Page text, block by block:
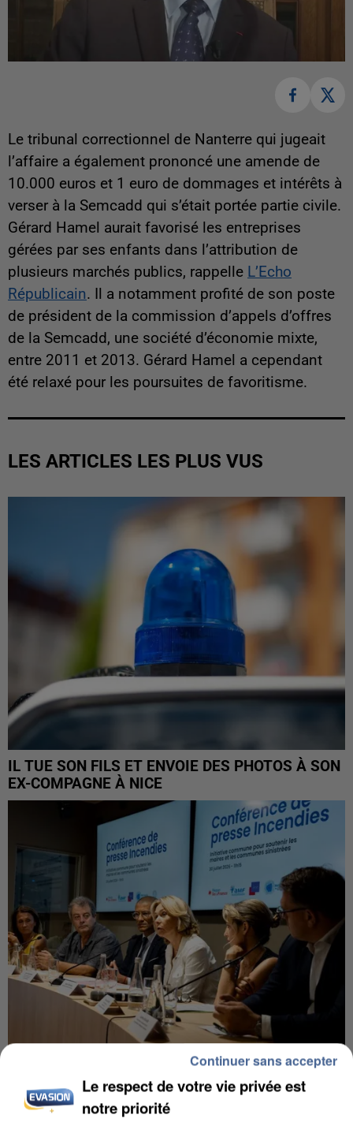
Le tribunal correctionnel de Nanterre qui jugeait
l’affaire a également prononcé une amende de
10.000 euros et 1 euro de dommages et intérêts à
verser à la Semcadd qui s’était portée partie civile.
Gérard Hamel aurait favorisé les entreprises
gérées par ses enfants dans l’attribution de
plusieurs marchés publics, rappelle L’Echo
Républicain. Il a notamment profité de son poste
de président de la commission d’appels d’offres
de la Semcadd, une société d’économie mixte,
entre 2011 et 2013. Gérard Hamel a cependant
été relaxé pour les poursuites de favoritisme.
LES ARTICLES LES PLUS VUS
IL TUE SON FILS ET ENVOIE DES PHOTOS À SON
EX-COMPAGNE À NICE
INCENDIES : L’ÎLE-DE-FRANCE LANCE UN ÉLAN
DE SOLIDARITÉ AVEC LES...
Le respect de votre vie privée est
notre priorité
Continuer sans accepter